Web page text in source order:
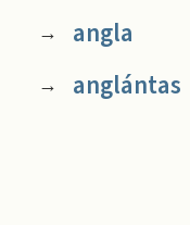
→ angla
→ anglántas